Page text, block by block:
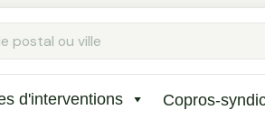
d'interventions Copros-